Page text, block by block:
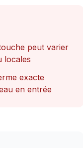
peut varier
locales
exacte
en entrée